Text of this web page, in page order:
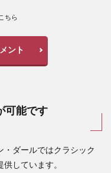
ちら
ント
可能です
・ダールではクラシック
しています。